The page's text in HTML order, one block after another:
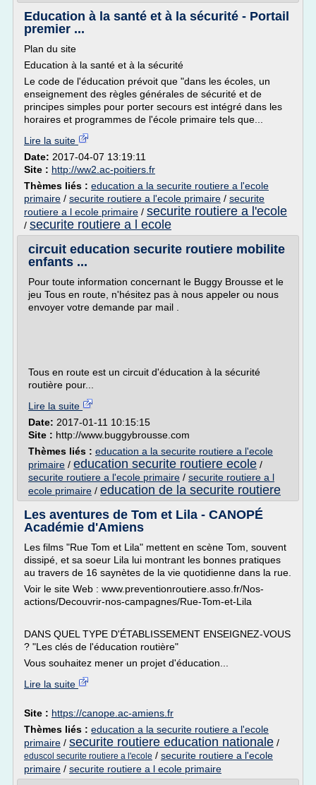
Education à la santé et à la sécurité - Portail
premier ...
Plan du site
Education à la santé et à la sécurité
Le code de l'éducation prévoit que "dans les écoles, un
enseignement des règles générales de sécurité et de
principes simples pour porter secours est intégré dans les
horaires et programmes de l'école primaire tels que...
Lire la suite
Date: 2017-04-07 13:19:11
Site : http://ww2.ac-poitiers.fr
Thèmes liés : education a la securite routiere a l'ecole
primaire / securite routiere a l'ecole primaire / securite
routiere a l ecole primaire / securite routiere a l'ecole
/ securite routiere a l ecole
circuit education securite routiere mobilite
enfants ...
Pour toute information concernant le Buggy Brousse et le
jeu Tous en route, n'hésitez pas à nous appeler ou nous
envoyer votre demande par mail .
Tous en route est un circuit d'éducation à la sécurité
routière pour...
Lire la suite
Date: 2017-01-11 10:15:15
Site : http://www.buggybrousse.com
Thèmes liés : education a la securite routiere a l'ecole
primaire / education securite routiere ecole /
securite routiere a l'ecole primaire / securite routiere a l
ecole primaire / education de la securite routiere
Les aventures de Tom et Lila - CANOPÉ
Académie d'Amiens
Les films "Rue Tom et Lila" mettent en scène Tom, souvent
dissipé, et sa soeur Lila lui montrant les bonnes pratiques
au travers de 16 saynètes de la vie quotidienne dans la rue.
Voir le site Web : www.preventionroutiere.asso.fr/Nos-
actions/Decouvrir-nos-campagnes/Rue-Tom-et-Lila
DANS QUEL TYPE D'ÉTABLISSEMENT ENSEIGNEZ-VOUS
? "Les clés de l'éducation routière"
Vous souhaitez mener un projet d'éducation...
Lire la suite
Site : https://canope.ac-amiens.fr
Thèmes liés : education a la securite routiere a l'ecole
primaire / securite routiere education nationale /
eduscol securite routiere a l'ecole / securite routiere a l'ecole
primaire / securite routiere a l ecole primaire